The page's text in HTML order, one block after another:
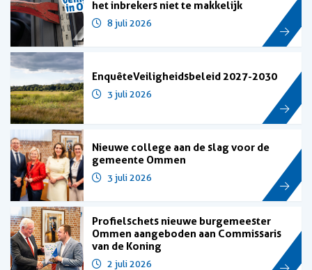
het inbrekers niet te makkelijk
8 juli 2026
Enquête Veiligheidsbeleid 2027-2030
3 juli 2026
Nieuwe college aan de slag voor de
gemeente Ommen
3 juli 2026
Profielschets nieuwe burgemeester
Ommen aangeboden aan Commissaris
van de Koning
2 juli 2026